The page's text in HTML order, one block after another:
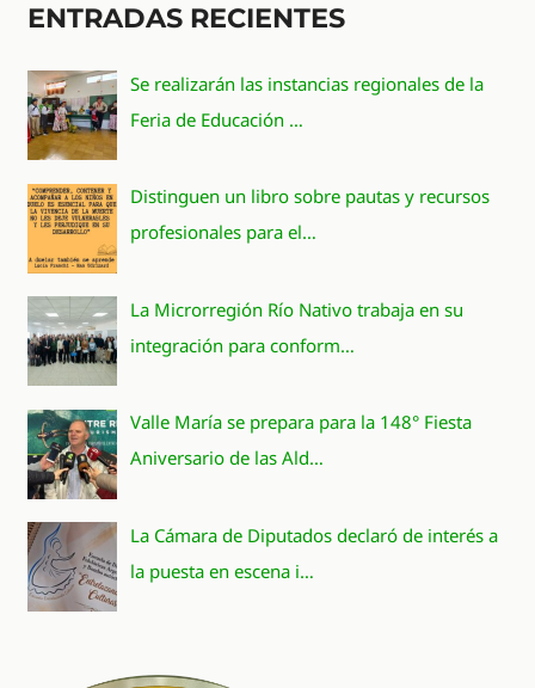
ENTRADAS RECIENTES
Se realizarán las instancias regionales de la
Feria de Educación …
Distinguen un libro sobre pautas y recursos
profesionales para el…
La Microrregión Río Nativo trabaja en su
integración para conform…
Valle María se prepara para la 148° Fiesta
Aniversario de las Ald…
La Cámara de Diputados declaró de interés a
la puesta en escena i…